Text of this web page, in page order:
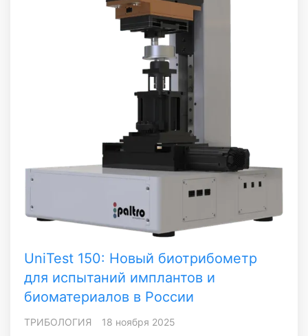
UniTest 150: Новый биотрибометр
для испытаний имплантов и
биоматериалов в России
ТРИБОЛОГИЯ 18 ноября 2025